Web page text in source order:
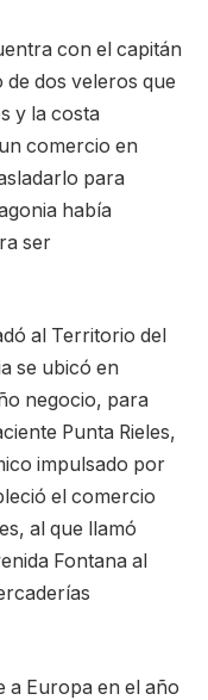
con el capitán
de dos veleros que
y la costa
comercio en
para
había
ser
al Territorio del
se ubicó en
negocio, para
Punta Rieles,
impulsado por
el comercio
al que llamó
Fontana al
a Europa en el año